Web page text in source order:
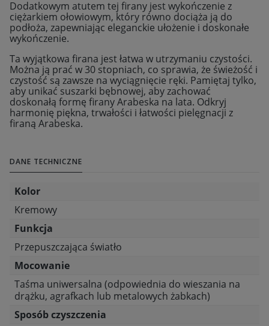
Dodatkowym atutem tej firany jest wykończenie z
ciężarkiem ołowiowym, który równo dociąża ją do
podłoża, zapewniając eleganckie ułożenie i doskonałe
wykończenie.
Ta wyjątkowa firana jest łatwa w utrzymaniu czystości.
Można ją prać w 30 stopniach, co sprawia, że świeżość i
czystość są zawsze na wyciągnięcie ręki. Pamiętaj tylko,
aby unikać suszarki bębnowej, aby zachować
doskonałą formę firany Arabeska na lata. Odkryj
harmonię piękna, trwałości i łatwości pielęgnacji z
firaną Arabeska.
DANE TECHNICZNE
Kolor
Kremowy
Funkcja
Przepuszczająca światło
Mocowanie
Taśma uniwersalna (odpowiednia do wieszania na
drążku, agrafkach lub metalowych żabkach)
Sposób czyszczenia